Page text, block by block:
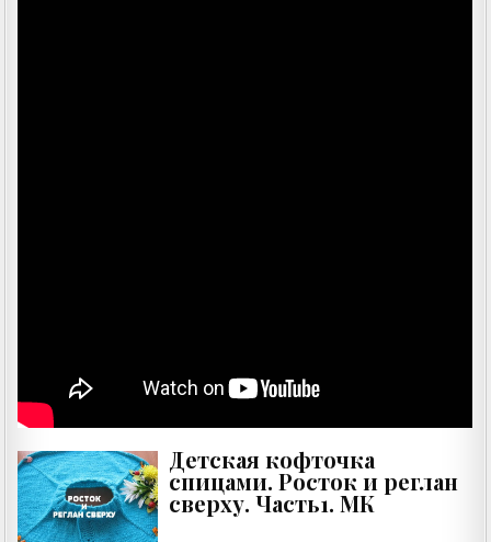
Детская кофточка
спицами. Росток и реглан
сверху. Часть1. МК